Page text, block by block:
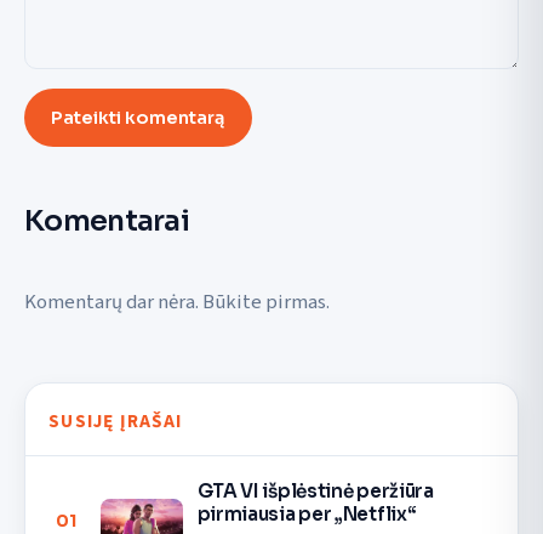
Pateikti komentarą
Komentarai
Komentarų dar nėra. Būkite pirmas.
SUSIJĘ ĮRAŠAI
01
GTA VI išplėstinė peržiūra
pirmiausia per „Netflix“